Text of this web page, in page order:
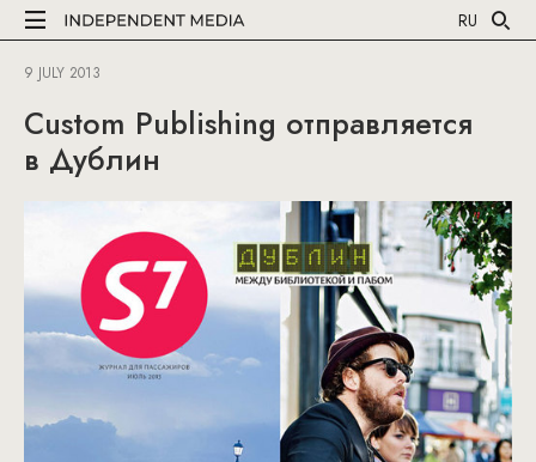
RU
9 JULY 2013
Custom Publishing отправляется
в Дублин